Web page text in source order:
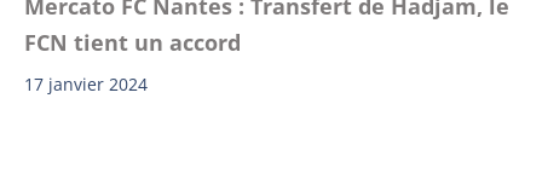
FCN tient un accord
17 janvier 2024